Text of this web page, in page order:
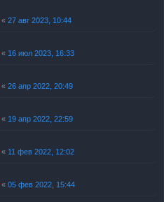
« 27 авг 2023, 10:44
« 16 июл 2023, 16:33
« 26 апр 2022, 20:49
« 19 апр 2022, 22:59
« 11 фев 2022, 12:02
« 05 фев 2022, 15:44